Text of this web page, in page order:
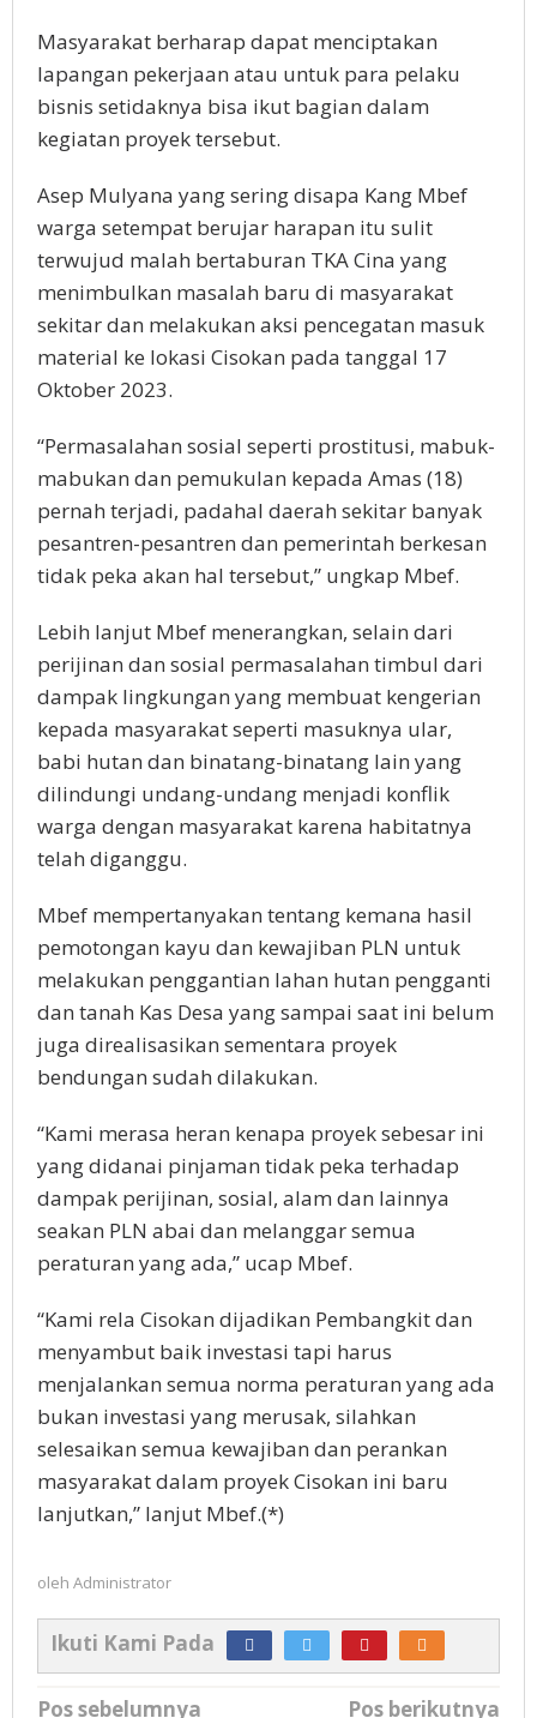
Masyarakat berharap dapat menciptakan
lapangan pekerjaan atau untuk para pelaku
bisnis setidaknya bisa ikut bagian dalam
kegiatan proyek tersebut.
Asep Mulyana yang sering disapa Kang Mbef
warga setempat berujar harapan itu sulit
terwujud malah bertaburan TKA Cina yang
menimbulkan masalah baru di masyarakat
sekitar dan melakukan aksi pencegatan masuk
material ke lokasi Cisokan pada tanggal 17
Oktober 2023.
“Permasalahan sosial seperti prostitusi, mabuk-
mabukan dan pemukulan kepada Amas (18)
pernah terjadi, padahal daerah sekitar banyak
pesantren-pesantren dan pemerintah berkesan
tidak peka akan hal tersebut,” ungkap Mbef.
Lebih lanjut Mbef menerangkan, selain dari
perijinan dan sosial permasalahan timbul dari
dampak lingkungan yang membuat kengerian
kepada masyarakat seperti masuknya ular,
babi hutan dan binatang-binatang lain yang
dilindungi undang-undang menjadi konflik
warga dengan masyarakat karena habitatnya
telah diganggu.
Mbef mempertanyakan tentang kemana hasil
pemotongan kayu dan kewajiban PLN untuk
melakukan penggantian lahan hutan pengganti
dan tanah Kas Desa yang sampai saat ini belum
juga direalisasikan sementara proyek
bendungan sudah dilakukan.
“Kami merasa heran kenapa proyek sebesar ini
yang didanai pinjaman tidak peka terhadap
dampak perijinan, sosial, alam dan lainnya
seakan PLN abai dan melanggar semua
peraturan yang ada,” ucap Mbef.
“Kami rela Cisokan dijadikan Pembangkit dan
menyambut baik investasi tapi harus
menjalankan semua norma peraturan yang ada
bukan investasi yang merusak, silahkan
selesaikan semua kewajiban dan perankan
masyarakat dalam proyek Cisokan ini baru
lanjutkan,” lanjut Mbef.(*)
oleh Administrator
Ikuti Kami Pada
Navigasi
Pos sebelumnya Pos berikutnya